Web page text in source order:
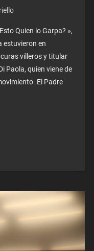
Quien lo Garpa? »,
estuvieron en
villeros y titular
Paola, quien viene de
El Padre